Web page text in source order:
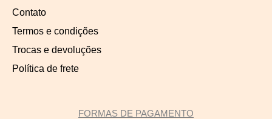
Contato
Termos e condições
Trocas e devoluções
Política de frete
FORMAS DE PAGAMENTO